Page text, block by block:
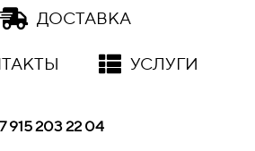
ДОСТАВКА
УСЛУГИ
915 203 22 04